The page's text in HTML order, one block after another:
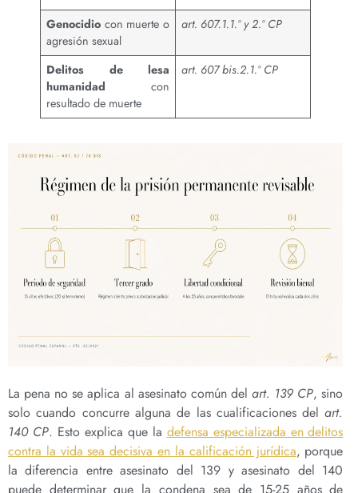
Genocidio con muerte o
agresión sexual
art. 607.1.1.º y 2.º CP
Delitos de lesa
humanidad con
resultado de muerte
art. 607 bis.2.1.º CP
La pena no se aplica al asesinato común delart. 139 CP, sino
solo cuando concurre alguna de las cualificaciones delart.
140 CP. Esto explica que la defensa especializada en delitos
contra la vida sea decisiva en la calificación jurídica, porque
la diferencia entre asesinato del 139 y asesinato del 140
puede determinar que la condena sea de 15-25 años de